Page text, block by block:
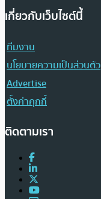
เกี่ยวกับเว็บไซต์นี้
ทีมงาน
นโยบายความเป็นส่วนตัว
Advertise
ตั้งค่าคุกกี้
ติดตามเรา